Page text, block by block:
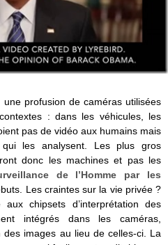
profusion de caméras utilisées
: dans les véhicules, les
pas de vidéo aux humains mais
les analysent. Les plus gros
donc les machines et pas les
de l’Homme par les
Les craintes sur la vie privée ?
chipsets d’interprétation des
intégrés dans les caméras,
images au lieu de celles-ci. La